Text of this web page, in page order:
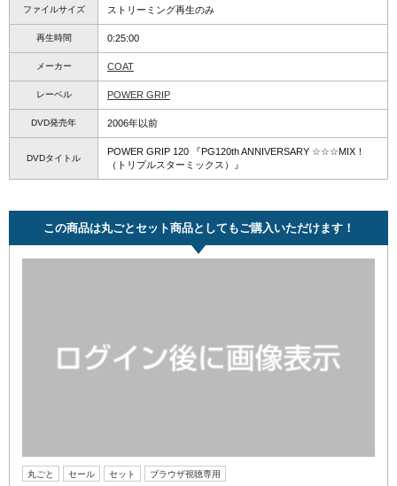
ファイルサイズ ストリーミング再生のみ
再生時間 0:25:00
メーカー COAT
レーベル POWER GRIP
DVD発売年 2006年以前
DVDタイトル
POWER GRIP 120 『PG120th ANNIVERSARY ☆☆☆MIX！
（トリプルスターミックス）』
この商品は丸ごとセット商品としてもご購入いただけます！
丸ごと セール セット ブラウザ視聴専用